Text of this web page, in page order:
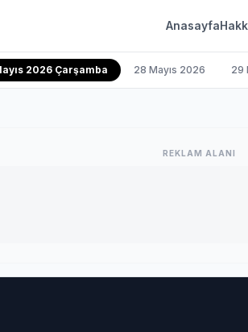
Anasayfa
2026 Çarşamba 28 Mayıs 2026 29
REKLAM ALANI